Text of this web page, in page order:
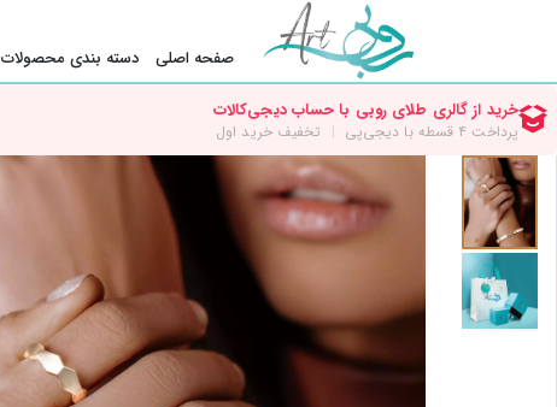
صفحه اصلی دسته بندی محصولات